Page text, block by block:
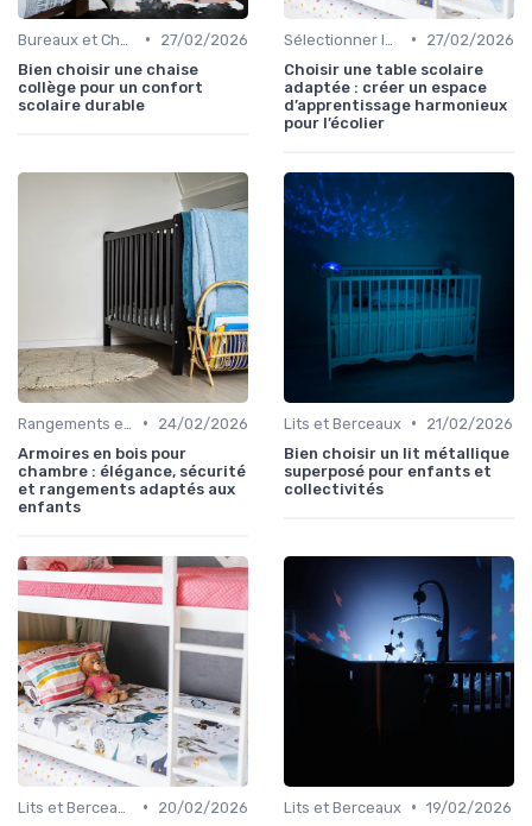
•
27/02/2026
Bien choisir une chaise
collège pour un confort
scolaire durable
•
27/02/2026
Choisir une table scolaire
adaptée : créer un espace
d’apprentissage harmonieux
pour l’écolier
•
24/02/2026
Armoires en bois pour
chambre : élégance, sécurité
et rangements adaptés aux
enfants
Lits et Berceaux •
21/02/2026
Bien choisir un lit métallique
superposé pour enfants et
collectivités
•
20/02/2026
Lits et Berceaux • 19/02/2026